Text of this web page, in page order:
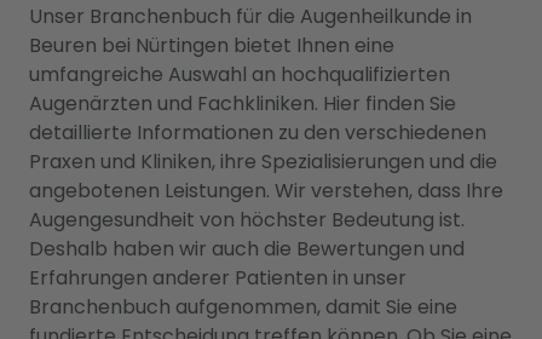
Unser Branchenbuch für die Augenheilkunde in
Beuren bei Nürtingen bietet Ihnen eine
umfangreiche Auswahl an hochqualifizierten
Augenärzten und Fachkliniken. Hier finden Sie
detaillierte Informationen zu den verschiedenen
Praxen und Kliniken, ihre Spezialisierungen und die
angebotenen Leistungen. Wir verstehen, dass Ihre
Augengesundheit von höchster Bedeutung ist.
Deshalb haben wir auch die Bewertungen und
Erfahrungen anderer Patienten in unser
Branchenbuch aufgenommen, damit Sie eine